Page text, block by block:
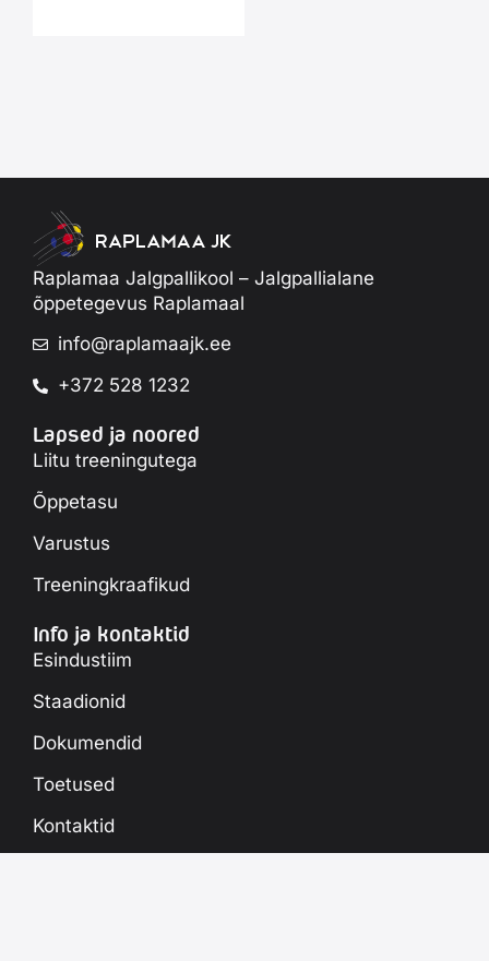
Raplamaa Jalgpallikool – Jalgpallialane
õppetegevus Raplamaal
info@raplamaajk.ee
+372 528 1232
Lapsed ja noored
Liitu treeningutega
Õppetasu
Varustus
Treeningkraafikud
Info ja kontaktid
Esindustiim
Staadionid
Dokumendid
Toetused
Kontaktid